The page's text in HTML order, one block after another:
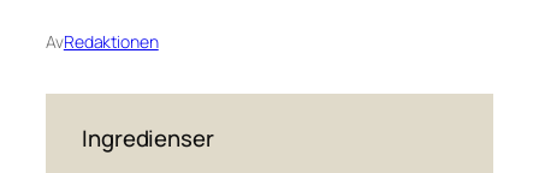
AvRedaktionen
Ingredienser